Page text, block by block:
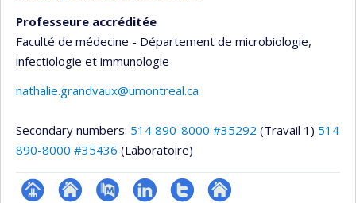
Professeure accréditée
Faculté de médecine - Département de microbiologie,
infectiologie et immunologie
nathalie.grandvaux@umontreal.ca
Secondary numbers: 514 890-8000 #35292 (Travail 1) 514
890-8000 #35436 (Laboratoire)